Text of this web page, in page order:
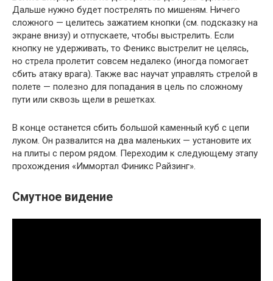
Дальше нужно будет пострелять по мишеням. Ничего
сложного — целитесь зажатием кнопки (см. подсказку на
экране внизу) и отпускаете, чтобы выстрелить. Если
кнопку не удерживать, то Феникс выстрелит не целясь,
но стрела пролетит совсем недалеко (иногда помогает
сбить атаку врага). Также вас научат управлять стрелой в
полете — полезно для попадания в цель по сложному
пути или сквозь щели в решетках.
В конце останется сбить большой каменный куб с цепи
луком. Он развалится на два маленьких — установите их
на плиты с пером рядом. Переходим к следующему этапу
прохождения «Иммортал Финикс Райзинг».
Смутное видение